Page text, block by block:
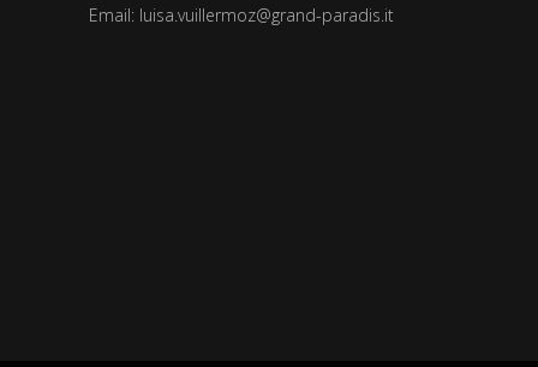
Email: luisa.vuillermoz@grand-paradis.it